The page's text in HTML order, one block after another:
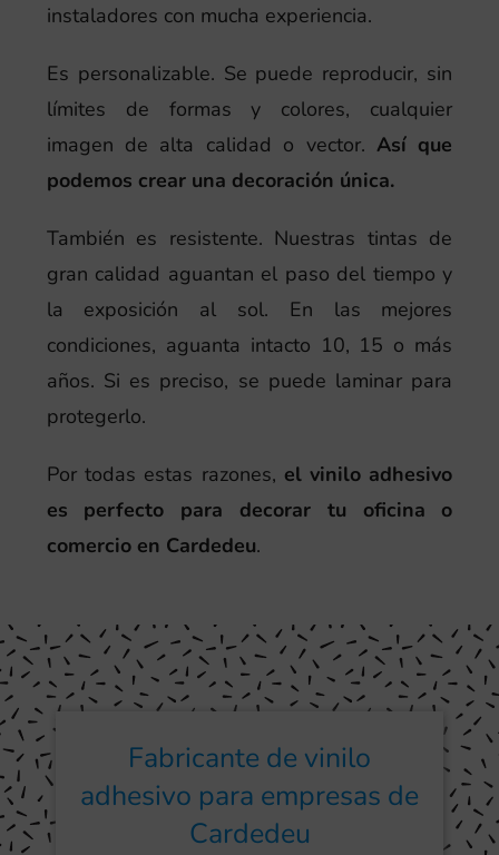
instaladores con mucha experiencia.
Es personalizable. Se puede reproducir, sin
límites de formas y colores, cualquier
imagen de alta calidad o vector. Así que
podemos crear una decoración única.
También es resistente. Nuestras tintas de
gran calidad aguantan el paso del tiempo y
la exposición al sol. En las mejores
condiciones, aguanta intacto 10, 15 o más
años. Si es preciso, se puede laminar para
protegerlo.
Por todas estas razones, el vinilo adhesivo
es perfecto para decorar tu oficina o
comercio en Cardedeu.
Fabricante de vinilo
adhesivo para empresas de
Cardedeu